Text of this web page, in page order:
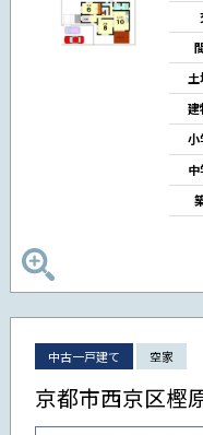
建
小
中古一戸建て 空家
京都市西京区樫